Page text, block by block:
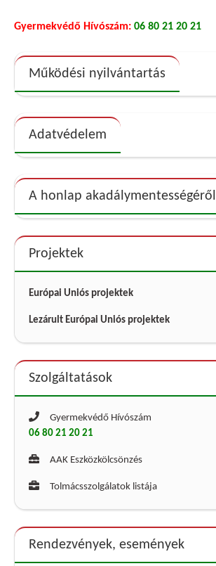
Gyermekvédő Hívószám: 06 80 21 20 21
Működési nyilvántartás
Adatvédelem
A honlap akadálymentességéről
Projektek
Európai Uniós projektek
Lezárult Európai Uniós projektek
Szolgáltatások
Gyermekvédő Hívószám
06 80 21 20 21
AAK Eszközkölcsönzés
Tolmácsszolgálatok listája
Rendezvények, események